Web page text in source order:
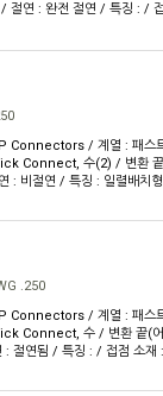
절연 : 완전 절연 / 특징 : /
Connectors / 계열 : 패스
Connect, 수(2) / 변환 끝
: 비절연 / 특징 : 일렬배치
.250
Connectors / 계열 : 패스
Connect, 수 / 변환 끝(어
절연됨 / 특징 : / 접점 소재